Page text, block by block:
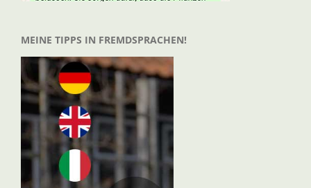
MEINE TIPPS IN FREMDSPRACHEN!